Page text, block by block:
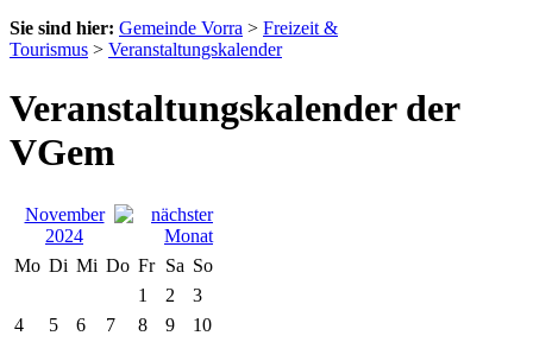
Sie sind hier: Gemeinde Vorra > Freizeit &
Tourismus > Veranstaltungskalender
Veranstaltungskalender der
VGem
November
2024
Mo Di Mi Do Fr Sa So
1
2
3
4
5 6 7 8 9
10